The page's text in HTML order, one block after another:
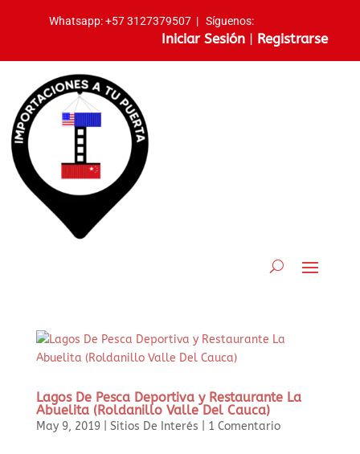
Whatsapp:+57 3127379507 |Síguenos:
Iniciar Sesión | Registrarse
Lagos De Pesca Deportiva y Restaurante La
Abuelita (Roldanillo Valle Del Cauca)
May 9, 2019| Sitios De Interés 1 Comentario